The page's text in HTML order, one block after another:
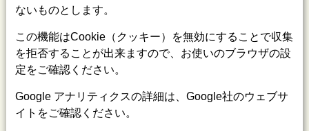
ないものとします。
この機能はCookie（クッキー）を無効にすることで収集
を拒否することが出来ますので、お使いのブラウザの設
定をご確認ください。
Google アナリティクスの詳細は、Google社のウェブサ
イトをご確認ください。